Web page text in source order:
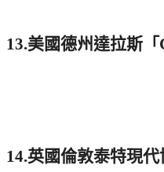
13.美國德州達拉斯「
14.英國倫敦泰特現代